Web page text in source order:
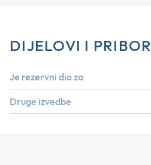
DIJELOVI I PRIBOR
Je rezervni dio za
Druge izvedbe